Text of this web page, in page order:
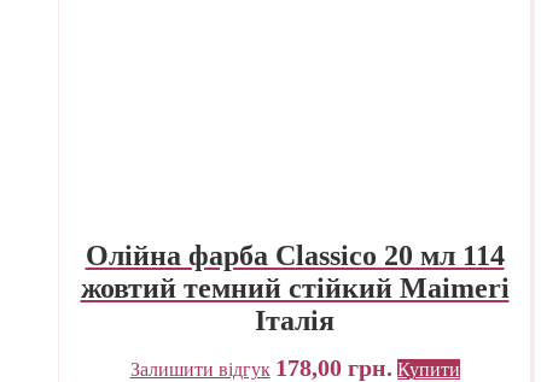
Олійна фарба Classico 20 мл 114
жовтий темний стійкий Maimeri
Італія
Залишити відгук 178,00 грн. Купити